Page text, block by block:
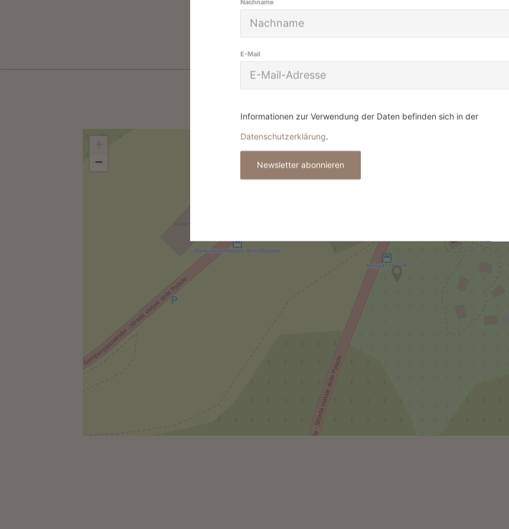
−
Nachname
E-Mail
Informationen zur Verwendung der Daten befinden sich in der
Datenschutzerklärung.
Newsletter abonnieren